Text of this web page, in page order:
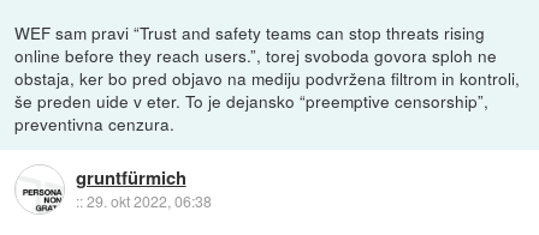
WEF sam pravi “Trust and safety teams can stop threats rising
online before they reach users.”, torej svoboda govora sploh ne
obstaja, ker bo pred objavo na mediju podvržena filtrom in kontroli,
še preden uide v eter. To je dejansko “preemptive censorship”,
preventivna cenzura.
gruntfürmich
::29. okt 2022, 06:38